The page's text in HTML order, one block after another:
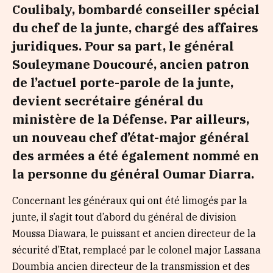
Coulibaly, bombardé conseiller spécial
du chef de la junte, chargé des affaires
juridiques. Pour sa part, le général
Souleymane Doucouré, ancien patron
de l’actuel porte-parole de la junte,
devient secrétaire général du
ministère de la Défense. Par ailleurs,
un nouveau chef d’état-major général
des armées a été également nommé en
la personne du général Oumar Diarra.
Concernant les généraux qui ont été limogés par la
junte, il s’agit tout d’abord du général de division
Moussa Diawara, le puissant et ancien directeur de la
sécurité d’Etat, remplacé par le colonel major Lassana
Doumbia ancien directeur de la transmission et des